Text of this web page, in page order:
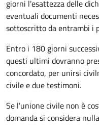
giorni l'esattezza delle
eventuali documenti
sottoscritto da entrambi i
Entro i 180 giorni
questi ultimi dovranno
concordato, per unirsi
civilee due testimoni.
Se l'unione civile non è
domanda si considera